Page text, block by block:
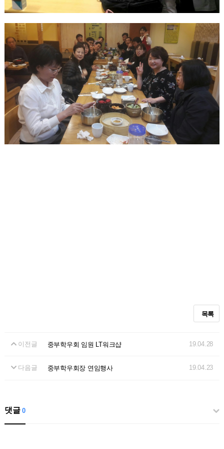
목록
이전글 중부학우회 임원 LT워크샵 19.04.28
다음글 중부학우회장 연임행사 19.04.23
댓글0